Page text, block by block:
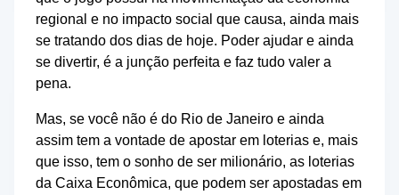
regional e no impacto social que causa, ainda mais
se tratando dos dias de hoje. Poder ajudar e ainda
se divertir, é a junção perfeita e faz tudo valer a
pena.
Mas, se você não é do Rio de Janeiro e ainda
assim tem a vontade de apostar em loterias e, mais
que isso, tem o sonho de ser milionário, as loterias
da Caixa Econômica, que podem ser apostadas em